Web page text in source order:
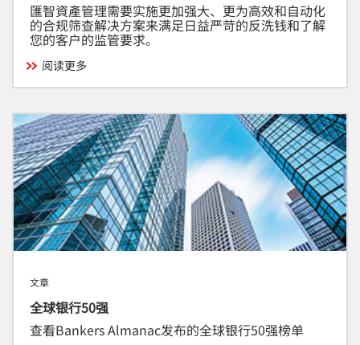
匯智資產管理需要实施更加强大、更为高效和自动化
的合规筛查解决方案来满足日益严苛的反洗钱和了解
您的客户的监管要求。
阅读更多
文章
全球银行50强
查看Bankers Almanac发布的全球银行50强榜单